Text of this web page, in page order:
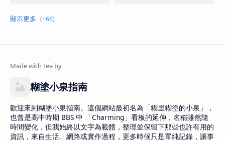
糊塗小泉指南
歡迎來到糊塗小泉指南。這個網站最初名為「糊里糊塗的小泉」，
也曾是高中時期 BBS 中 「Charming」看板的延伸，名稱雖然隨
時間變化，但我始終以文字為載體，整理並保留下那些也許有用的
資訊，來自生活、網路或實作過程，更多時候只是單純記錄，讓事